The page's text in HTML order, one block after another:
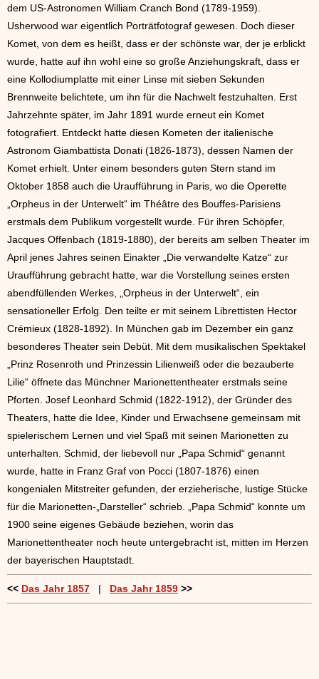
dem US-Astronomen William Cranch Bond (1789-1959).
Usherwood war eigentlich Porträtfotograf gewesen. Doch dieser
Komet, von dem es heißt, dass er der schönste war, der je erblickt
wurde, hatte auf ihn wohl eine so große Anziehungskraft, dass er
eine Kollodiumplatte mit einer Linse mit sieben Sekunden
Brennweite belichtete, um ihn für die Nachwelt festzuhalten. Erst
Jahrzehnte später, im Jahr 1891 wurde erneut ein Komet
fotografiert. Entdeckt hatte diesen Kometen der italienische
Astronom Giambattista Donati (1826-1873), dessen Namen der
Komet erhielt. Unter einem besonders guten Stern stand im
Oktober 1858 auch die Uraufführung in Paris, wo die Operette
„Orpheus in der Unterwelt“ im Théâtre des Bouffes-Parisiens
erstmals dem Publikum vorgestellt wurde. Für ihren Schöpfer,
Jacques Offenbach (1819-1880), der bereits am selben Theater im
April jenes Jahres seinen Einakter „Die verwandelte Katze“ zur
Uraufführung gebracht hatte, war die Vorstellung seines ersten
abendfüllenden Werkes, „Orpheus in der Unterwelt“, ein
sensationeller Erfolg. Den teilte er mit seinem Librettisten Hector
Crémieux (1828-1892). In München gab im Dezember ein ganz
besonderes Theater sein Debüt. Mit dem musikalischen Spektakel
„Prinz Rosenroth und Prinzessin Lilienweiß oder die bezauberte
Lilie“ öffnete das Münchner Marionettentheater erstmals seine
Pforten. Josef Leonhard Schmid (1822-1912), der Gründer des
Theaters, hatte die Idee, Kinder und Erwachsene gemeinsam mit
spielerischem Lernen und viel Spaß mit seinen Marionetten zu
unterhalten. Schmid, der liebevoll nur „Papa Schmid“ genannt
wurde, hatte in Franz Graf von Pocci (1807-1876) einen
kongenialen Mitstreiter gefunden, der erzieherische, lustige Stücke
für die Marionetten-„Darsteller“ schrieb. „Papa Schmid“ konnte um
1900 seine eigenes Gebäude beziehen, worin das
Marionettentheater noch heute untergebracht ist, mitten im Herzen
der bayerischen Hauptstadt.
<< Das Jahr 1857 | Das Jahr 1859 >>